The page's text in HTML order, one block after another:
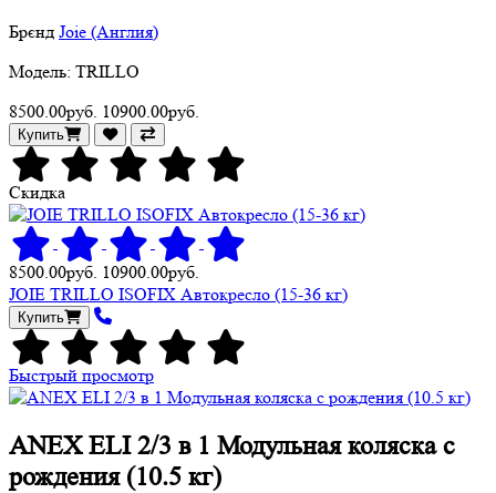
Брєнд Joie (Англия)
Модель: TRILLO
8500.00руб. 10900.00руб.
Купить
Скидка
8500.00руб. 10900.00руб.
JOIE TRILLO ISOFIX Автокресло (15-36 кг)
Купить
Быстрый просмотр
ANEX ELI 2/3 в 1 Модульная коляска с
рождения (10.5 кг)